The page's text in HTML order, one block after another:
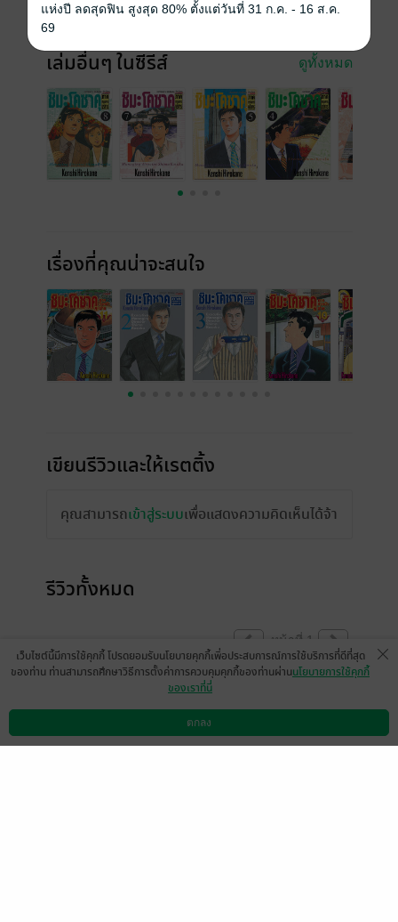
ราคาปก 160 บาท (ประหยัด 6%)
เล่มอื่นๆ ในซีรีส์ ดูทั้งหมด
เรื่องที่คุณน่าจะสนใจ
เขียนรีวิวและให้เรตติ้ง
คุณสามารถเข้าสู่ระบบเพื่อแสดงความคิดเห็นได้จ้า
รีวิวทั้งหมด
หน้าที่ 1
0 มีแล้ว - ...6909
18 มี.ค. 256316:50 น.
ดาวน์โหลดแอป วิธีการใช้งาน ติดต่อเรา
เว็บไซต์นี้มีการใช้คุกกี้ โปรดยอมรับนโยบายคุกกี้เพื่อประสบการณ์การใช้บริการที่ดีที่สุด
ของท่าน ท่านสามารถศึกษาวิธีการตั้งค่าการควบคุมคุกกี้ของท่านผ่านนโยบายการใช้คุกกี้
ของเราที่นี่
ตกลง
แห่งปี ลดสุดฟิน สูงสุด 80% ตั้งแต่วันที่ 31 ก.ค. - 16 ส.ค.
69